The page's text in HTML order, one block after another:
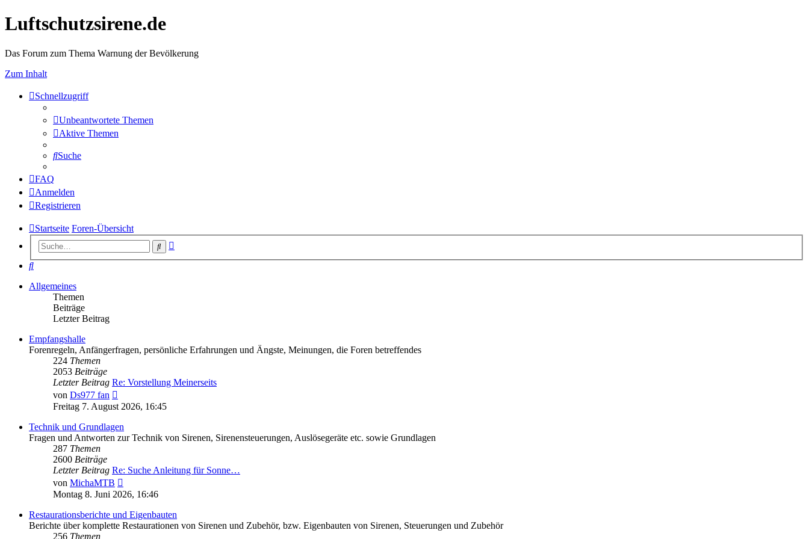
Luftschutzsirene.de
Das Forum zum Thema Warnung der Bevölkerung
Zum Inhalt
Schnellzugriff
Unbeantwortete Themen
Aktive Themen
Suche
FAQ
Anmelden
Registrieren
Startseite Foren-Übersicht
Suche
Suche
Allgemeines
Themen
Beiträge
Letzter Beitrag
Empfangshalle
Forenregeln, Anfängerfragen, persönliche Erfahrungen und Ängste, Meinungen, die Foren betreffendes
224 Themen
2053 Beiträge
Letzter Beitrag Re: Vorstellung Meinerseits
von Ds977 fan
Beitrag
Freitag 7. August 2026, 16:45
Technik und Grundlagen
Fragen und Antworten zur Technik von Sirenen, Sirenensteuerungen, Auslösegeräte etc. sowie Grundlagen
287 Themen
2600 Beiträge
Letzter Beitrag Re: Suche Anleitung für Sonne…
von MichaMTB
Beitrag
Montag 8. Juni 2026, 16:46
Restaurationsberichte und Eigenbauten
Berichte über komplette Restaurationen von Sirenen und Zubehör, bzw. Eigenbauten von Sirenen, Steuerungen und Zubehör
256 Themen